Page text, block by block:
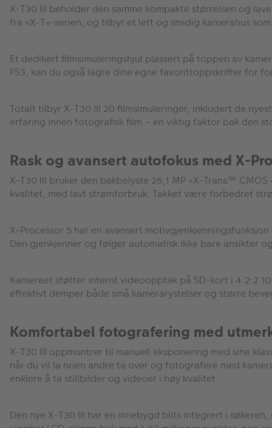
X-T30 III beholder den samme kompakte størrelsen og
fra «X-T»-serien, og tilbyr et lett og smidig kamerahus
Et dedikert filmsimuleringshjul plassert på toppen av
FS3, kan du også lagre dine egne favorittoppskrifter for
Totalt tilbyr X-T30 III 20 filmsimuleringer, inkludert de
erfaring innen fotografisk film – en viktig faktor bak den
Rask og avansert autofokus med X-
X-T30 III bruker den bakbelyste 26,1 MP «X-Trans™
kvalitet, med lavt strømforbruk. Takket være forbedret
X-Processor 5 har en avansert
Den gjenkjenner og følger automatisk ikke bare ansikter
Kameraet støtter internt videoopptak på SD-kort i 4:2:2
effektivt demper både små kamerarystelser og større
Komfortabel fotografering med
X-T30 III oppmuntrer til manuell eksponering med sine
når du vil la noen andre ta over og fotografere med
enklere å ta stillbilder og videoer i høy kvalitet.
Den nye X-T30 III har en innebygd blits integrert i